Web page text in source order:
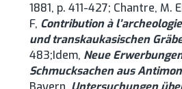
1881, p. 411-427; Chantre, M.
F, Contribution à
und transkaukasischen
483;Idem, Neue
Schmucksachen aus Antimon